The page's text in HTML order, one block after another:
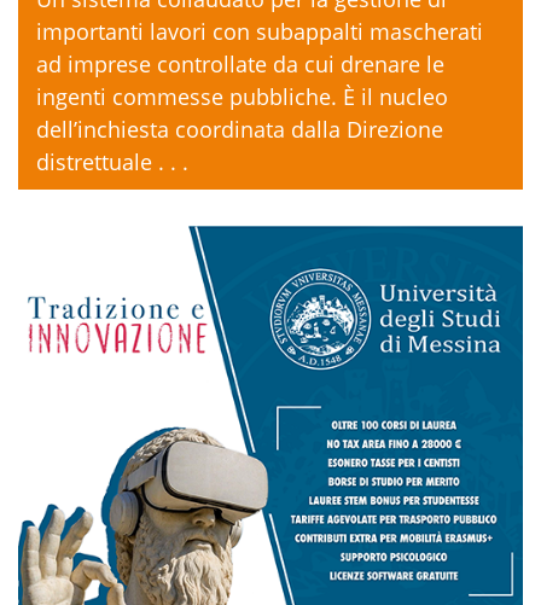
importanti lavori con subappalti mascherati
ad imprese controllate da cui drenare le
ingenti commesse pubbliche. È il nucleo
dell’inchiesta coordinata dalla Direzione
distrettuale . . .